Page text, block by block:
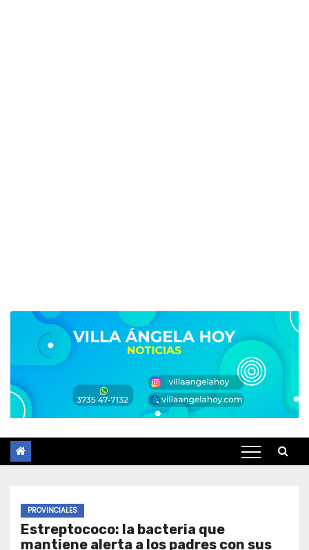
PROVINCIALES
Estreptococo: la bacteria que
mantiene alerta a los padres con sus